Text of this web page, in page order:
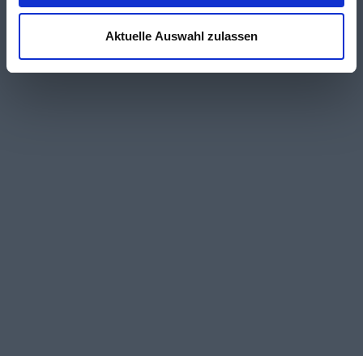
Aktuelle Auswahl zulassen